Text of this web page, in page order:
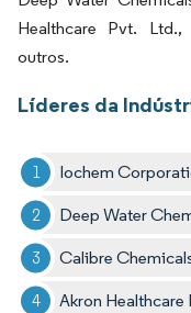
Healthcare Pvt. Ltd.,
outros.
Líderes da
Iochem
Deep Water
Calibre
Akron Healthcare